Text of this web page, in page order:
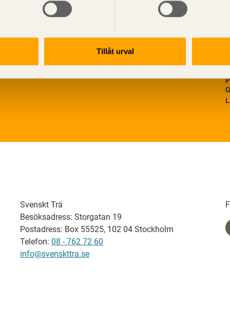
Tillåt urval
Svenskt Trä
Besöksadress: Storgatan 19
Postadress: Box 55525, 102 04 Stockholm
Telefon: 08 - 762 72 60
info@svenskttra.se